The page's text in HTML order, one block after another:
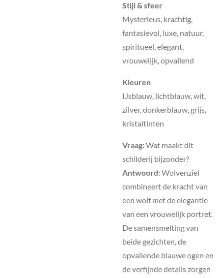
Stijl & sfeer
Mysterieus, krachtig,
fantasievol, luxe, natuur,
spiritueel, elegant,
vrouwelijk, opvallend
Kleuren
IJsblauw, lichtblauw, wit,
zilver, donkerblauw, grijs,
kristaltinten
Vraag:Wat maakt dit
schilderij bijzonder?
Antwoord:Wolvenziel
combineert de kracht van
een wolf met de elegantie
van een vrouwelijk portret.
De samensmelting van
beide gezichten, de
opvallende blauwe ogen en
de verfijnde details zorgen